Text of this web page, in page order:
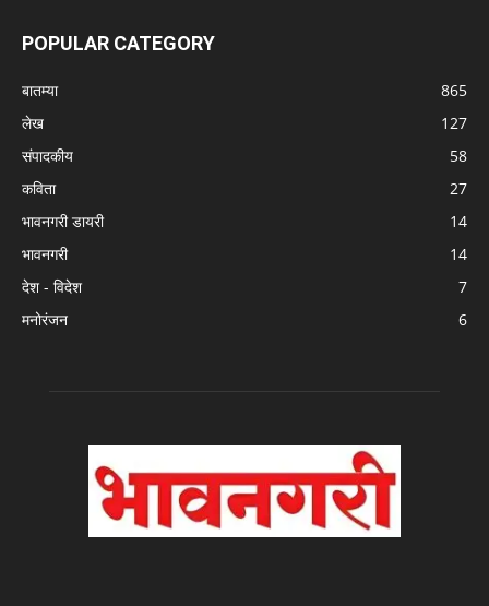
POPULAR CATEGORY
बातम्या
865
लेख
127
संपादकीय
58
कविता
27
भावनगरी डायरी
14
भावनगरी
14
देश - विदेश
7
मनोरंजन
6